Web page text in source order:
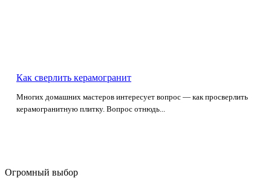
Как сверлить керамогранит
Многих домашних мастеров интересует вопрос — как просверлить
керамогранитную плитку. Вопрос отнюдь...
Огромный выбор